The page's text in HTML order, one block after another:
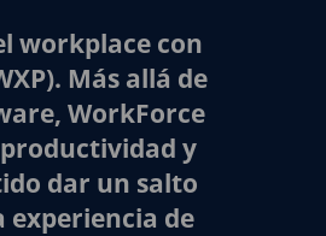
workplace con
Más allá de
WorkForce
y
dar un salto
de